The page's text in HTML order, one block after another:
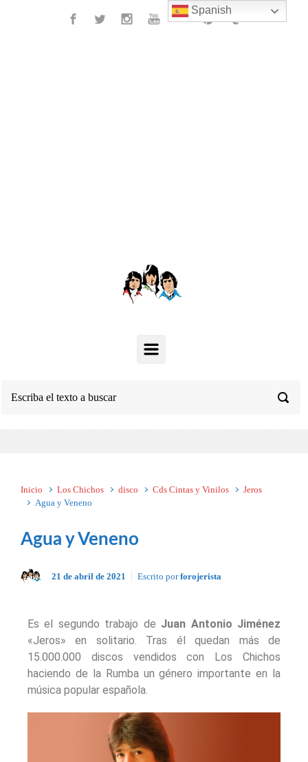
Inicio Los Chichos disco Cds Cintas y Vinilos
Jeros
Agua y Veneno
Agua y Veneno
21 de abril de 2021 Escrito porforojerista
Es el segundo trabajo de Juan Antonio Jiménez
«Jeros» en solitario. Tras él quedan más de
15.000.000 discos vendidos con Los Chichos
haciendo de la Rumba un género importante en la
música popular española.
Spanish